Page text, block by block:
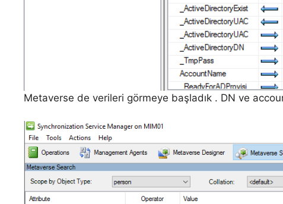
Metaverse de verileri görmeye başladık . DN ve